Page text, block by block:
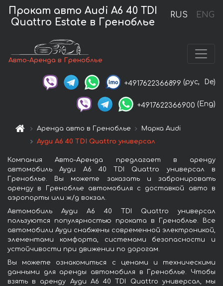
RUS ENG
Прокат авто Audi A6 40 TDI
Quattro Estate в Греноблье
Авто-Аренда в Греноблье
+4917622366899 (рус, De)
+4917622366900 (Eng)
Аренда авто в Греноблье
Марка Audi
Ауди A6 40 TDI Quattro универсал
Компания Авто-Аренда предлагает в аренду
автомобиль Ауди A6 40 TDI Quattro универсал в
Греноблье. Вы можете заказать и забронировать
аренду в Греноблье автомобиля с доставкой авто в
аэропорты или ж/д вокзал.
Автомобиль Ауди A6 40 TDI Quattro универсал
пользуются популярностью проката в Греноблье. Все
автомобили Ауди снабжены современной электроникой,
элементами комфорта, системами безопасности и
устойчивости при движении по дорогам.
Вы можете ознакомиться с ценами и техническими
данными для аренды автомобиля в Греноблье. Чтобы
взять в аренду Ауди A6 40 TDI Quattro универсал, мы